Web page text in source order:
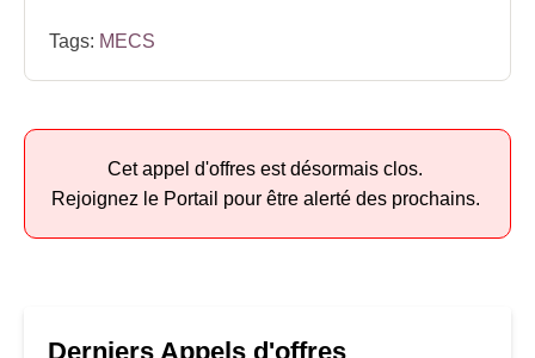
Tags: MECS
Cet appel d'offres est désormais clos.
Rejoignez le Portail pour être alerté des prochains.
Derniers Appels d'offres